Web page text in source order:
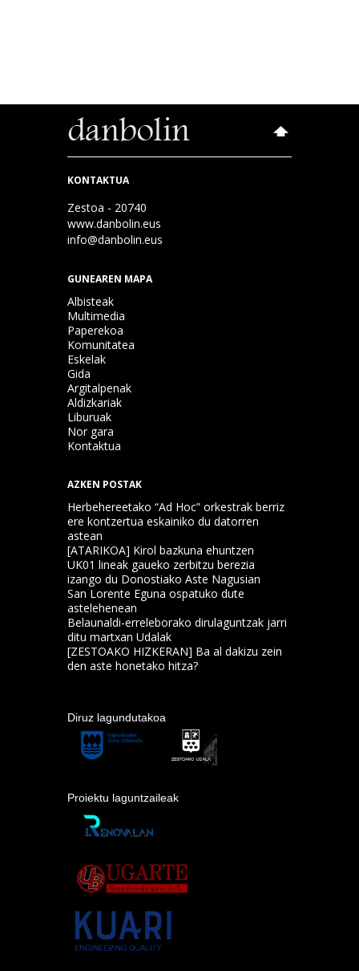
KONTAKTUA
Zestoa - 20740
www.danbolin.eus
info@danbolin.eus
GUNEAREN MAPA
Albisteak
Multimedia
Paperekoa
Komunitatea
Eskelak
Gida
Argitalpenak
Aldizkariak
Liburuak
Nor gara
Kontaktua
AZKEN POSTAK
Herbehereetako “Ad Hoc” orkestrak berriz
ere kontzertua eskainiko du datorren
astean
[ATARIKOA] Kirol bazkuna ehuntzen
UK01 lineak gaueko zerbitzu berezia
izango du Donostiako Aste Nagusian
San Lorente Eguna ospatuko dute
astelehenean
Belaunaldi-erreleborako dirulaguntzak jarri
ditu martxan Udalak
[ZESTOAKO HIZKERAN] Ba al dakizu zein
den aste honetako hitza?
Diruz lagundutakoa
Proiektu laguntzaileak